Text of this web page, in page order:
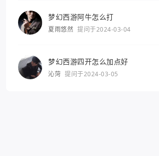
梦幻西游阿牛怎么打
夏雨悠然 提问于2024-03-04
梦幻西游四开怎么加点好
沁菏 提问于2024-03-05